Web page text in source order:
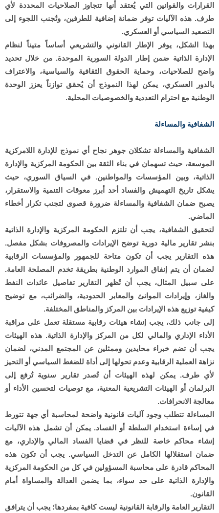
القرارات والقوانين التي يُعتقد أنها تتجاوز الصلاحيات المحددة لأي
طرف. هذه الآليات توفر ضمانة إضافية للطرفين، وتُجنب اللجوء إلى
التصعيد السياسي أو العسكري.
بهذا الشكل، يوفر الإطار القانوني والتشريعي أساساً متيناً لنظام
الإدارة الذاتية ضمن إطار الدولة السورية الموحدة. من خلال تحديد
واضح للصلاحيات، وحماية الحقوق الثقافية والسياسية، والاعتراف
بالدور العسكري، يمكن لهذا النموذج أن يُحقق توازناً يعزز الوحدة
الوطنية مع احترام التعددية والخصوصيات المحلية.
الشفافية والمساءلة
الشفافية والمساءلة تشكلان جوهر نجاح أي نموذج للإدارة اللامركزية
الموسعة، حيث تسهمان في بناء الثقة بين الحكومة المركزية والإدارة
الذاتية، وبين المؤسسات والمواطنين. في السياق السوري، حيث
يشكل تاريخ التهميش والفساد أحد أبرز معوقات التنمية والاستقرار،
يصبح ضمان الشفافية والمساءلة ضرورة قصوى لتجنب تكرار أخطاء
الماضي.
لتحقيق الشفافية، يجب أن تلتزم الحكومة المركزية والإدارة الذاتية
بنشر تقارير مالية دورية توضح الإيرادات والمصروفات بشكل مفصل.
هذه التقارير يجب أن تكون متاحة للجمهور والمؤسسات الرقابية
لضمان أن يتم إنفاق الموارد الوطنية بطريقة تخدم المصلحة العامة.
على سبيل المثال، يجب أن تُظهر التقارير تفاصيل عائدات النفط
والغاز، وإيرادات الموانئ والمعابر الحدودية، والضرائب، مع توضيح
كيفية توزيع هذه الإيرادات بين المركز والمناطق المختلفة.
إلى جانب ذلك، يجب إنشاء هيئات رقابية مستقلة تعمل على مراقبة
الأداء الإداري والمالي لكل من المركز والإدارة الذاتية. هذه الهيئات
يجب أن تضم خبراء محايدين وممثلين عن المجتمع المدني، لضمان
نزاهة العملية الرقابية وعدم تحولها إلى أداة للضغط السياسي أو التحيز
لأي طرف. يمكن لهذه الهيئات أن تُصدر تقارير سنوية تُرفع إلى
البرلمان أو الهيئات التشريعية المعنية، مع توصيات لتحسين الأداء أو
معالجة الانحرافات.
المساءلة تتطلب وجود آليات قانونية واضحة لمحاسبة أي جهة تتورط
في إساءة استخدام السلطة أو الفساد. يمكن أن تشمل هذه الآليات
إنشاء محاكم خاصة للنظر في قضايا الفساد المالي والإداري، مع
ضمان استقلالها الكامل عن التدخل السياسي. يجب أن تكون هذه
المحاكم قادرة على محاسبة المسؤولين في كل من الحكومة المركزية
والإدارة الذاتية على حد سواء، بما يضمن العدالة والمساواة أمام
القانون.
التقارير العامة والرقابة القانونية ليست كافية بمفردها؛ يجب أن يترافق